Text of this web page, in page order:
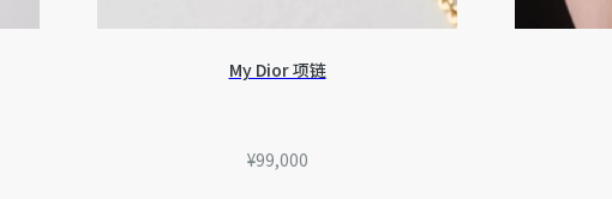
My Dior 项链
¥99,000